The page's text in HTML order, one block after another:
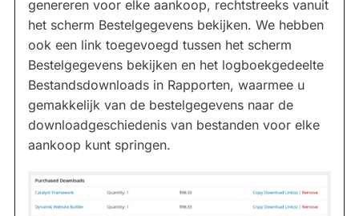
genereren voor elke aankoop, rechtstreeks vanuit
het scherm Bestelgegevens bekijken. We hebben
ook een link toegevoegd tussen het scherm
Bestelgegevens bekijken en het logboekgedeelte
Bestandsdownloads in Rapporten, waarmee u
gemakkelijk van de bestelgegevens naar de
downloadgeschiedenis van bestanden voor elke
aankoop kunt springen.